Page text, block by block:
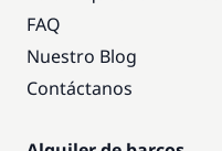
FAQ
Nuestro Blog
Contáctanos